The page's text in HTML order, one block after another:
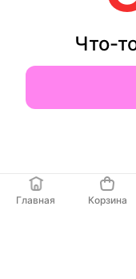
Что-
Главная Корзина